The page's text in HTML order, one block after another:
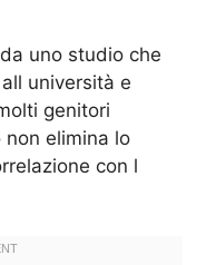
uno studio che
università e
genitori
elimina lo
con l